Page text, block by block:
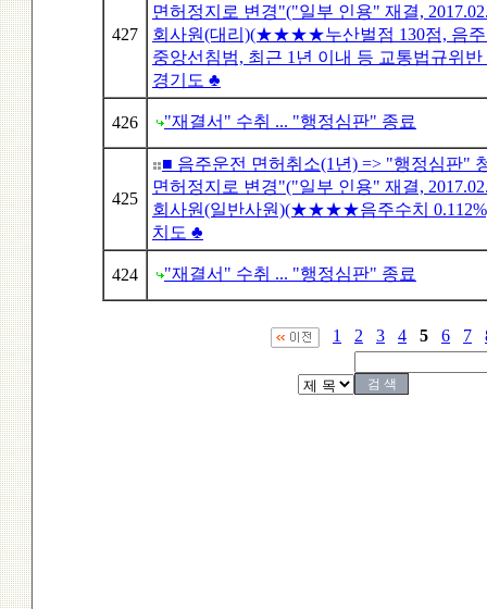
427
면허정지로 변경"("일부 인용" 재결,
회사원(대리)(★★★★누산벌점 130점, 음주
중앙선침범, 최근 1년 이내 등 교통법규위
경기도 ♣
426 "재결서" 수취 ... "행정심판" 종료
425
■ 음주운전 면허취소(1년) => "행정심판"
면허정지로 변경"("일부 인용" 재결,
회사원(일반사원)(★★★★음주수치
치도 ♣
424 "재결서" 수취 ... "행정심판" 종료
1 2 3 4 5 6 7